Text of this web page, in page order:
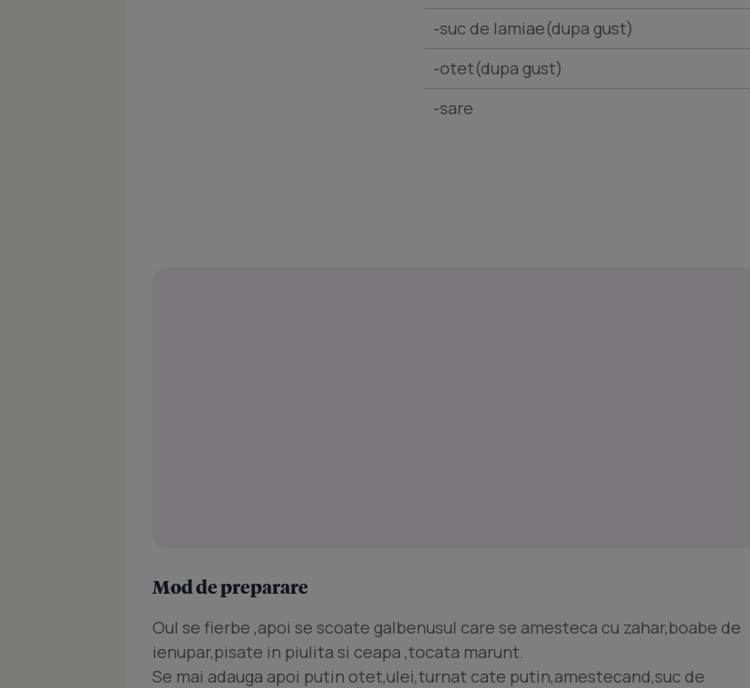
-suc de lamiae(dupa gust)
-otet(dupa gust)
-sare
Mod de preparare
Oul se fierbe ,apoi se scoate galbenusul care se amesteca cu zahar,boabe de
ienupar,pisate in piulita si ceapa ,tocata marunt.
Se mai adauga apoi putin otet,ulei,turnat cate putin,amestecand,suc de